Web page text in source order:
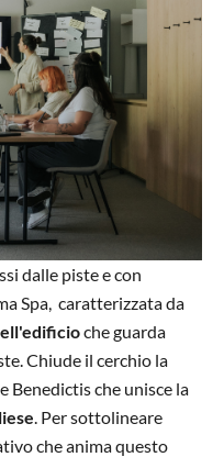
dalle piste e con
Spa, caratterizzata da
che guarda
Chiude il cerchio la
Benedictis che unisce la
. Per sottolineare
che anima questo